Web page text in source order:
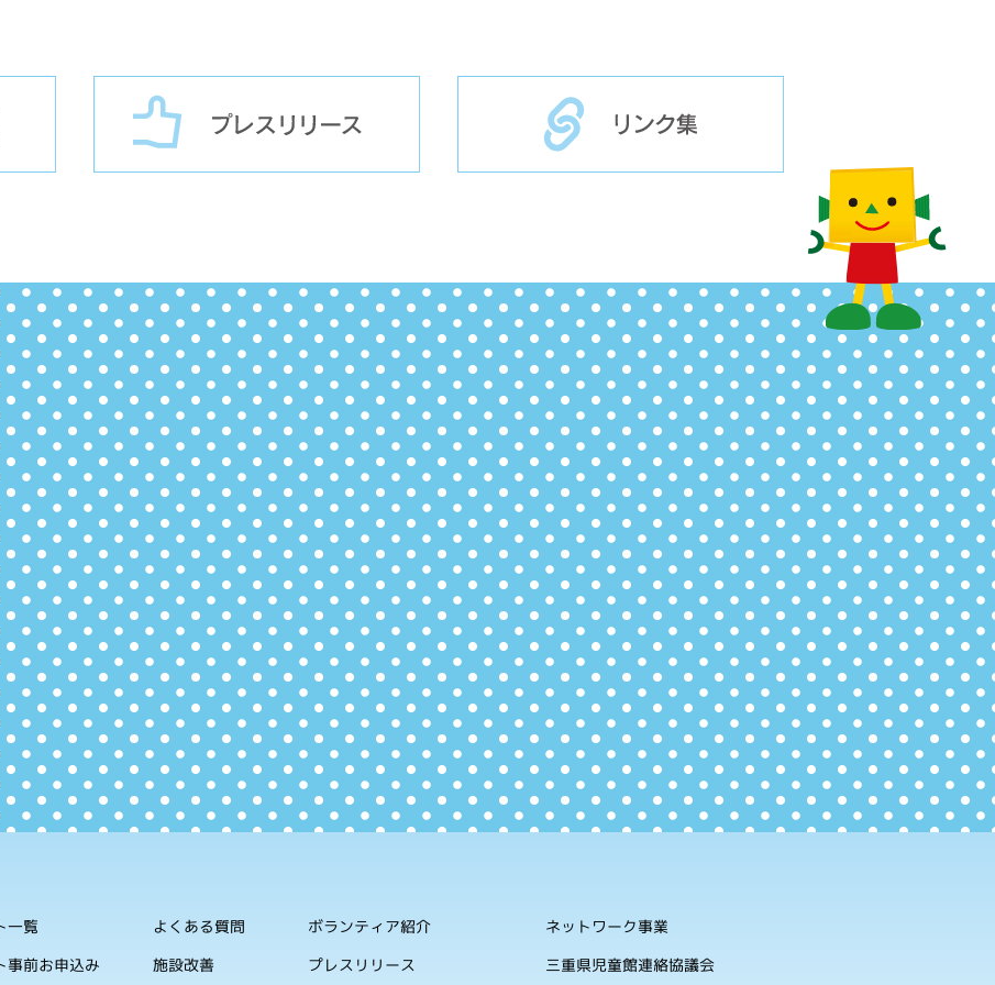
一覧
事前お申込み
よくある質問
施設改善
ボランティア紹介
プレスリリース
ネットワーク事業
三重県児童館連絡協議会